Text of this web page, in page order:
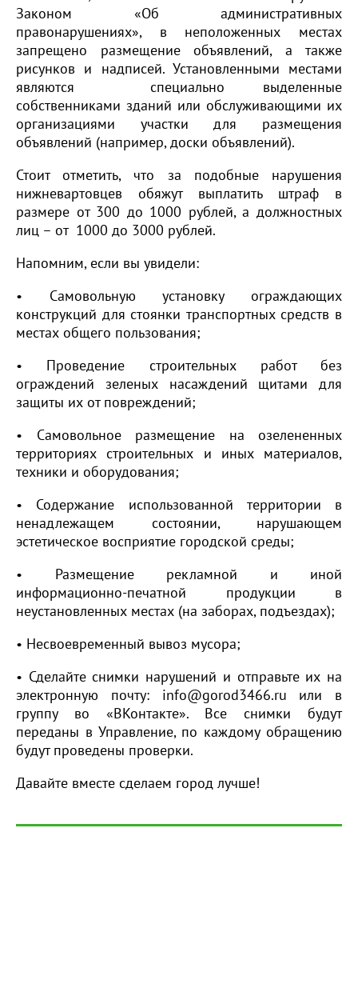
Законом «Об административных
правонарушениях», в неположенных местах
запрещено размещение объявлений, а также
рисунков и надписей. Установленными местами
являются специально выделенные
собственниками зданий или обслуживающими их
организациями участки для размещения
объявлений (например, доски объявлений).
Стоит отметить, что за подобные нарушения
нижневартовцев обяжут выплатить штраф в
размере от 300 до 1000 рублей, а должностных
лиц – от 1000 до 3000 рублей.
Напомним, если вы увидели:
• Самовольную установку ограждающих
конструкций для стоянки транспортных средств в
местах общего пользования;
• Проведение строительных работ без
ограждений зеленых насаждений щитами для
защиты их от повреждений;
• Самовольное размещение на озелененных
территориях строительных и иных материалов,
техники и оборудования;
• Содержание использованной территории в
ненадлежащем состоянии, нарушающем
эстетическое восприятие городской среды;
• Размещение рекламной и иной
информационно-печатной продукции в
неустановленных местах (на заборах, подъездах);
• Несвоевременный вывоз мусора;
• Сделайте снимки нарушений и отправьте их на
электронную почту: info@gorod3466.ru или в
группу во «ВКонтакте». Все снимки будут
переданы в Управление, по каждому обращению
будут проведены проверки.
Давайте вместе сделаем город лучше!